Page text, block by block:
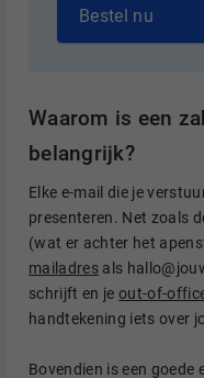
Bestel nu
Waarom is een
belangrijk?
Elke e-mail die je
presenteren. Net zoals
(wat er achter het
mailadres als
schrijft en jeout-of-
handtekening iets over
Bovendien is een